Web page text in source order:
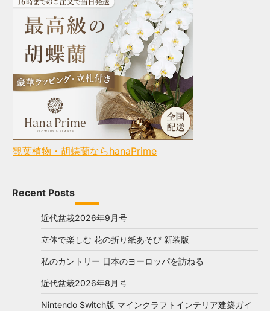
観葉植物・胡蝶蘭ならhanaPrime
Recent Posts
近代盆栽2026年9月号
立体で楽しむ 花の折り紙あそび 新装版
私のカントリー 日本のヨーロッパを訪ねる
近代盆栽2026年8月号
Nintendo Switch版 マインクラフトインテリア建築ガイ